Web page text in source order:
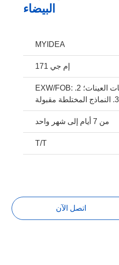
البيضاء
MYIDEA
إم جي 171
1. يتم الترحيب بطلبات العينات؛ 2. EXW/FOB:
من 7 أيام إلى شهر واحد
T/T
اتصل الآن